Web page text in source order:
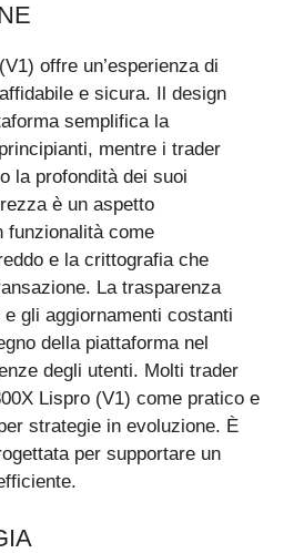
offre un’esperienza di
e sicura. Il design
semplifica la
mentre i trader
la profondità dei suoi
è un aspetto
funzionalità come
e la crittografia che
La trasparenza
gli aggiornamenti costanti
della piattaforma nel
degli utenti. Molti trader
Lispro (V1) come pratico e
strategie in evoluzione. È
per supportare un